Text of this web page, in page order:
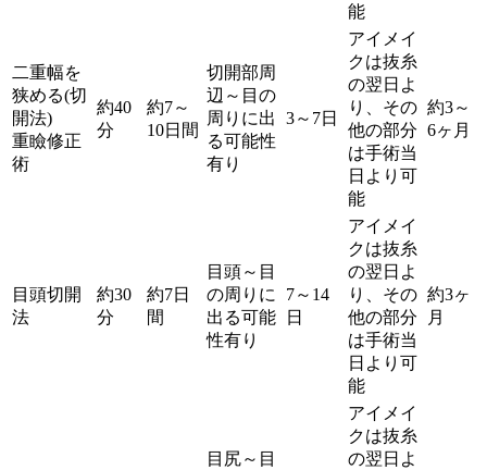
能
二重幅を
狭める(切
開法)
重瞼修正
術
約40
分
約7～
10日間
切開部周
辺～目の
周りに出
る可能性
有り
3～7日
アイメイ
クは抜糸
の翌日よ
り、その
他の部分
は手術当
日より可
能
約3～
6ヶ月
目頭切開
法
約30
分
約7日
間
目頭～目
の周りに
出る可能
性有り
7～14
日
アイメイ
クは抜糸
の翌日よ
り、その
他の部分
は手術当
日より可
能
約3ヶ
月
目尻～目
アイメイ
クは抜糸
の翌日よ